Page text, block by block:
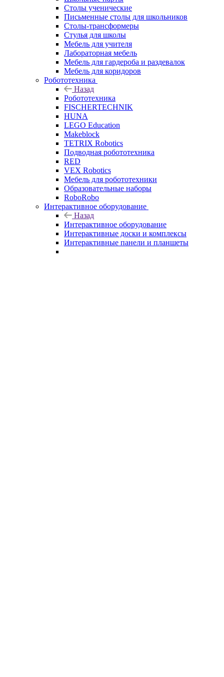
Столы ученические
Письменные столы для школьников
Столы-трансформеры
Стулья для школы
Мебель для учителя
Лабораторная мебель
Мебель для гардероба и раздевалок
Мебель для коридоров
Робототехника
Назад
Робототехника
FISCHERTECHNIK
HUNA
LEGO Education
Makeblock
TETRIX Robotics
Подводная робототехника
RED
VEX Robotics
Мебель для робототехники
Образовательные наборы
RoboRobo
Интерактивное оборудование
Назад
Интерактивное оборудование
Интерактивные доски и комплексы
Интерактивные панели и планшеты